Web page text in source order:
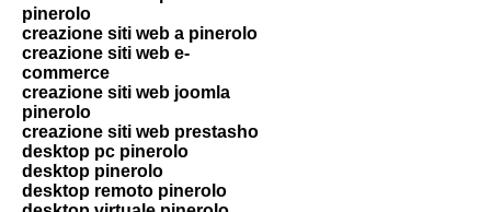
pinerolo
creazione siti web a pinerolo
creazione siti web e-
commerce
creazione siti web joomla
pinerolo
creazione siti web prestasho
desktop pc pinerolo
desktop pinerolo
desktop remoto pinerolo